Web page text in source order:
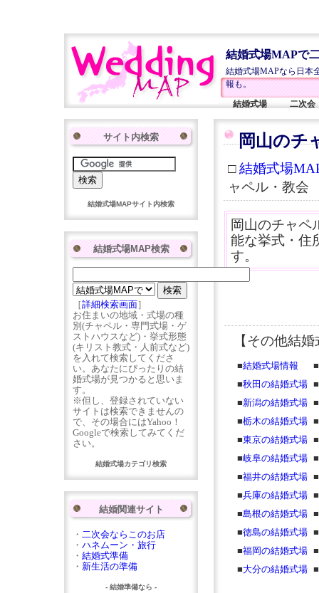
結婚式場MAPで
結婚式場MAPなら日本
報も。
結婚式場
二次会
岡山のチ
□結婚式場
ャペル・教会
岡山のチャペ
能な挙式・住
す。
【その他結
■結婚式場情報
■
■秋田の結婚式場 ■
■新潟の結婚式場 ■
■栃木の結婚式場 ■
■東京の結婚式場 ■
■岐阜の結婚式場 ■
■福井の結婚式場 ■
■兵庫の結婚式場 ■
■島根の結婚式場 ■
■徳島の結婚式場 ■
■福岡の結婚式場 ■
■大分の結婚式場 ■
サイト内検索
結婚式場MAPサイト内検索
結婚式場MAP検索
［詳細検索画面］
お住まいの地域・式場の種
別(チャペル・専門式場・ゲ
ストハウスなど)・挙式形態
(キリスト教式・人前式など)
を入れて検索してくださ
い。あなたにぴったりの結
婚式場が見つかると思いま
す。
※但し、登録されていない
サイトは検索できませんの
で、その場合にはYahoo！
Googleで検索してみてくだ
さい。
結婚式場カテゴリ検索
結婚関連サイト
・ 二次会ならこのお店
・ ハネムーン・旅行
・ 結婚式準備
・ 新生活の準備
- 結婚準備なら -